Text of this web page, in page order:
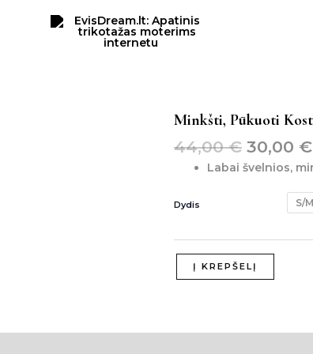
Minkšti, Pūkuoti
44,00€
Original
price
was:
44,00
30,00 €
Labai švelnios,
Dydis S/M
produkto
minkšti,
pūkuoti
Į KREPŠELĮ